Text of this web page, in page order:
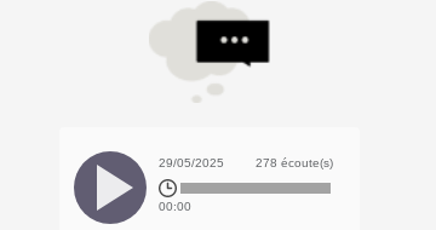
29/05/2025 278 écoute(s)
00:00